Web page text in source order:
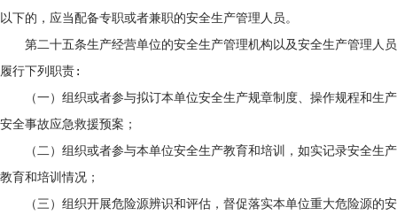
以下的，应当配备专职或者兼职的安全生产管理人员。
第二十五条生产经营单位的安全生产管理机构以及安全生产管理人员
履行下列职责:
（一）组织或者参与拟订本单位安全生产规章制度、操作规程和生产
安全事故应急救援预案；
（二）组织或者参与本单位安全生产教育和培训，如实记录安全生产
教育和培训情况；
（三）组织开展危险源辨识和评估，督促落实本单位重大危险源的安